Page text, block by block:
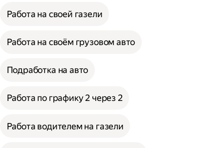
Работа на своей газели
Работа на своём грузовом авто
Подработка на авто
Работа по графику 2 через 2
Работа водителем на газели